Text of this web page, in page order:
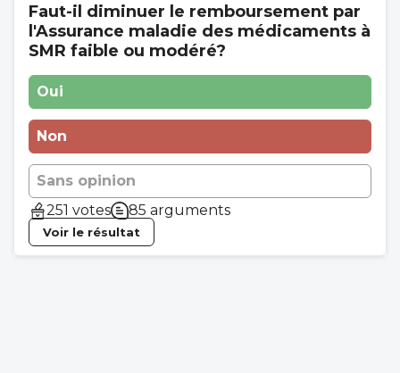
Faut-il diminuer le remboursement par
l'Assurance maladie des médicaments à
SMR faible ou modéré?
Oui
Non
Sans opinion
251 votes
85 arguments
Voir le résultat